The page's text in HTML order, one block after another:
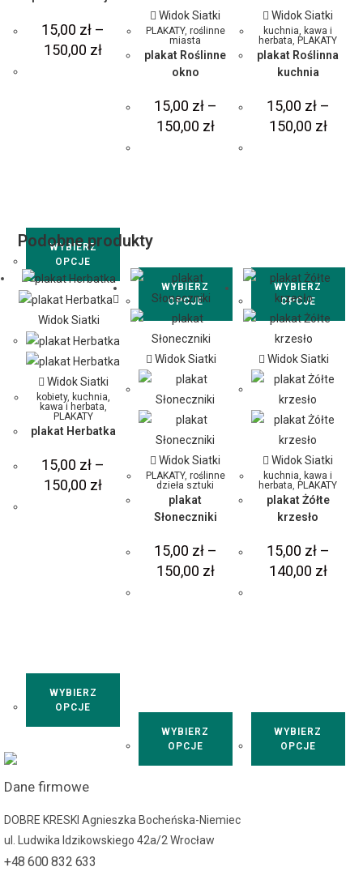
15,00 zł –
150,00 zł
WYBIERZ
OPCJE
Widok Siatki
PLAKATY, roślinne
miasta
plakat Roślinne
okno
15,00 zł –
150,00 zł
WYBIERZ
OPCJE
Widok Siatki
kuchnia, kawa i
herbata ,PLAKATY
plakat Roślinna
kuchnia
15,00 zł –
150,00 zł
WYBIERZ
OPCJE
Podobne produkty
Widok Siatki
Widok Siatki
kobiety, kuchnia,
kawa i herbata,
PLAKATY
plakat Herbatka
15,00 zł –
150,00 zł
WYBIERZ
OPCJE
Widok Siatki
Widok Siatki
PLAKATY, roślinne
dzieła sztuki
plakat
Słoneczniki
15,00 zł –
150,00 zł
WYBIERZ
OPCJE
Widok Siatki
Widok Siatki
kuchnia, kawa i
herbata, PLAKATY
plakat Żółte
krzesło
15,00 zł –
140,00 zł
WYBIERZ
OPCJE
Dane firmowe
DOBRE KRESKI Agnieszka Bocheńska-Niemiec
ul. Ludwika Idzikowskiego 42a/2 Wrocław
+48 600 832 633